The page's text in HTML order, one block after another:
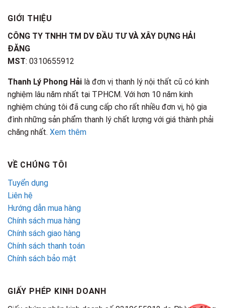
GIỚI THIỆU
CÔNG TY TNHH TM DV ĐẦU TƯ VÀ XÂY DỰNG HẢI
ĐĂNG
MST: 0310655912
Thanh Lý Phong Hải là đơn vị thanh lý nội thất cũ có kinh
nghiệm lâu năm nhất tại TPHCM. Với hơn 10 năm kinh
nghiệm chúng tôi đã cung cấp cho rất nhiều đơn vị, hộ gia
đình những sản phẩm thanh lý chất lượng với giá thành phải
chăng nhất. Xem thêm
VỀ CHÚNG TÔI
Tuyển dụng
Liên hệ
Hướng dẫn mua hàng
Chính sách mua hàng
Chính sách giao hàng
Chính sách thanh toán
Chính sách bảo mật
GIẤY PHÉP KINH DOANH